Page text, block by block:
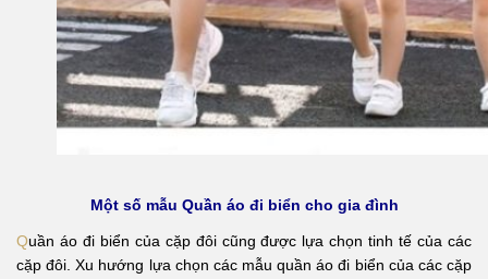
Một số mẫu Quần áo đi biển cho gia đình
Quần áo đi biển của cặp đôicũng được lựa chọn tinh tế của các
cặp đôi. Xu hướng lựa chọn các mẫu quần áo đi biển của các cặp